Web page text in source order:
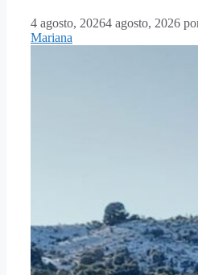
4 agosto, 20264 agosto, 2026
Mariana